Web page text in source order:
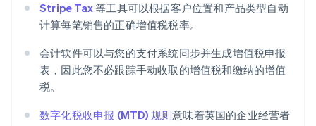
Stripe Tax等工具可以根据客户位置和产品类型自动
计算每笔销售的正确增值税税率。
会计软件可以与您的支付系统同步并生成增值税申报
表，因此您不必跟踪手动收取的增值税和缴纳的增值
税。
数字化税收申报 (MTD) 规则意味着英国的企业经营者